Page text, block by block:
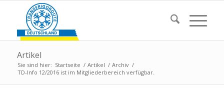
Artikel
Sie sind hier: Startseite / Artikel / Archiv /
TD-Info 12/2016 ist im Mitgliederbereich verfügbar.